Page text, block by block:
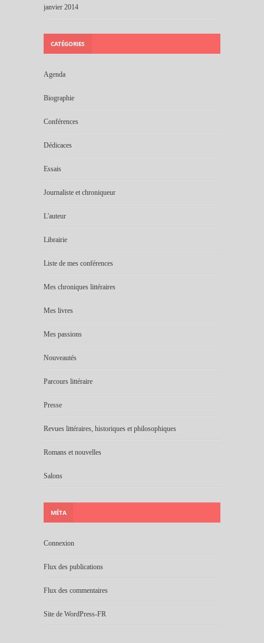
janvier 2014
CATÉGORIES
Agenda
Biographie
Conférences
Dédicaces
Essais
Journaliste et chroniqueur
L'auteur
Librairie
Liste de mes conférences
Mes chroniques littéraires
Mes livres
Mes passions
Nouveautés
Parcours littéraire
Presse
Revues littéraires, historiques et philosophiques
Romans et nouvelles
Salons
MÉTA
Connexion
Flux des publications
Flux des commentaires
Site de WordPress-FR